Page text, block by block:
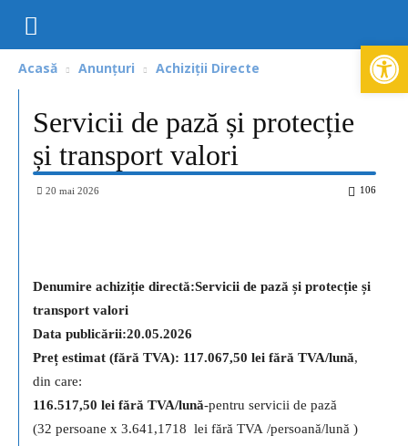
Acasă Anunțuri Achiziții Directe
Servicii de pază și protecție
și transport valori
20 mai 2026 106
Denumire achiziție directă:Servicii de pază și protecție și
transport valori
Data publicării:20.05.2026
Preț estimat (fără TVA): 117.067,50 lei fără TVA/lună,
din care:
116.517,50 lei fără TVA/lună-pentru servicii de pază
(32 persoane x 3.641,1718 lei fără TVA /persoană/lună )
Deschide